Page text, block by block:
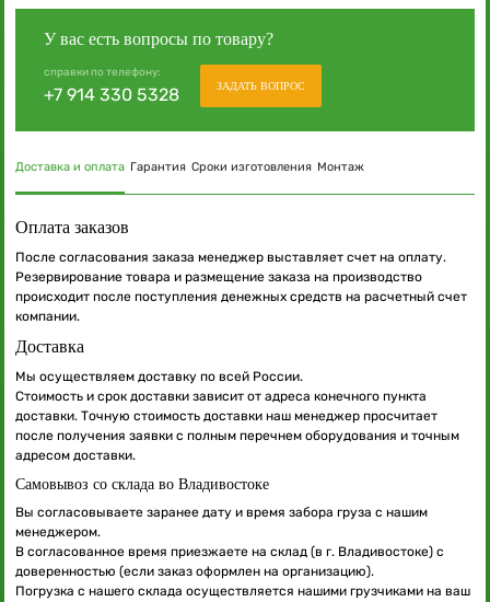
У вас есть вопросы по товару?
справки по телефону:
+7 914 330 5328 ЗАДАТЬ ВОПРОС
Доставка и оплата Гарантия Сроки изготовления Монтаж
Оплата заказов
После согласования заказа менеджер выставляет счет на оплату.
Резервирование товара и размещение заказа на производство
происходит после поступления денежных средств на расчетный счет
компании.
Доставка
Мы осуществляем доставку по всей России.
Стоимость и срок доставки зависит от адреса конечного пункта
доставки. Точную стоимость доставки наш менеджер просчитает
после получения заявки с полным перечнем оборудования и точным
адресом доставки.
Самовывоз со склада во Владивостоке
Вы согласовываете заранее дату и время забора груза с нашим
менеджером.
В согласованное время приезжаете на склад (в г. Владивостоке) с
доверенностью (если заказ оформлен на организацию).
Погрузка с нашего склада осуществляется нашими грузчиками на ваш